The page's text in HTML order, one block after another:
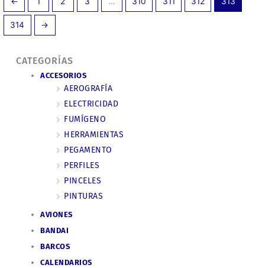
CATEGORÍAS
ACCESORIOS
AEROGRAFÍA
ELECTRICIDAD
FUMÍGENO
HERRAMIENTAS
PEGAMENTO
PERFILES
PINCELES
PINTURAS
AVIONES
BANDAI
BARCOS
CALENDARIOS
314 →